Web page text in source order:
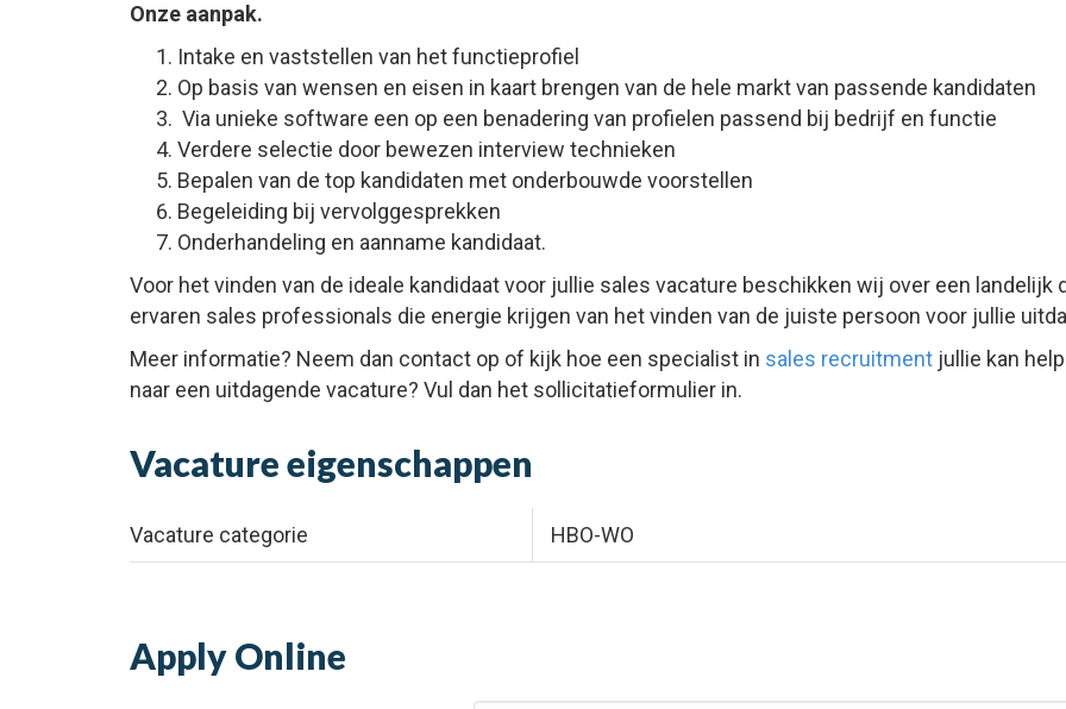
Onze aanpak.
Intake en vaststellen van het functieprofiel
Op basis van wensen en eisen in kaart brengen van de hele markt van passende kandidaten
Via unieke software een op een benadering van profielen passend bij bedrijf en functie
Verdere selectie door bewezen interview technieken
Bepalen van de top kandidaten met onderbouwde voorstellen
Begeleiding bij vervolggesprekken
Onderhandeling en aanname kandidaat.
Voor het vinden van de ideale kandidaat voor jullie sales vacature beschikken wij over een
ervaren sales professionals die energie krijgen van het vinden van de juiste persoon voor jullie
Meer informatie? Neem dan contact op of kijk hoe een specialist in sales recruitment jullie kan
naar een uitdagende vacature? Vul dan het sollicitatieformulier in.
Vacature eigenschappen
Vacature categorie HBO-WO
Apply Online